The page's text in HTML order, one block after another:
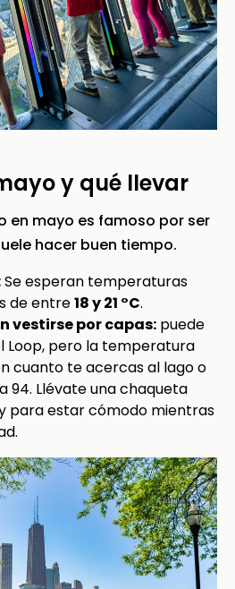
y qué llevar
en mayo es famoso por ser
hacer buen tiempo.
Se esperan temperaturas
de entre18 y 21 °C.
vestirse por capas: puede
Loop, pero la temperatura
cuanto te acercas al lago o
94. Llévate una chaqueta
para estar cómodo mientras